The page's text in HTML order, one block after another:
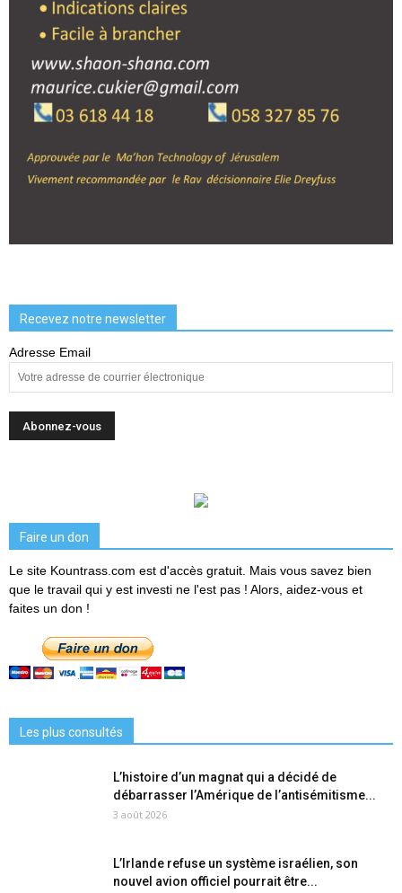
Recevez notre newsletter
Adresse Email
Faire un don
Le site Kountrass.com est d'accès gratuit. Mais vous savez bien
que le travail qui y est investi ne l'est pas ! Alors, aidez-vous et
faites un don !
Les plus consultés
L’histoire d’un magnat qui a décidé de
débarrasser l’Amérique de l’antisémitisme...
3 août 2026
L’Irlande refuse un système israélien, son
nouvel avion officiel pourrait être...